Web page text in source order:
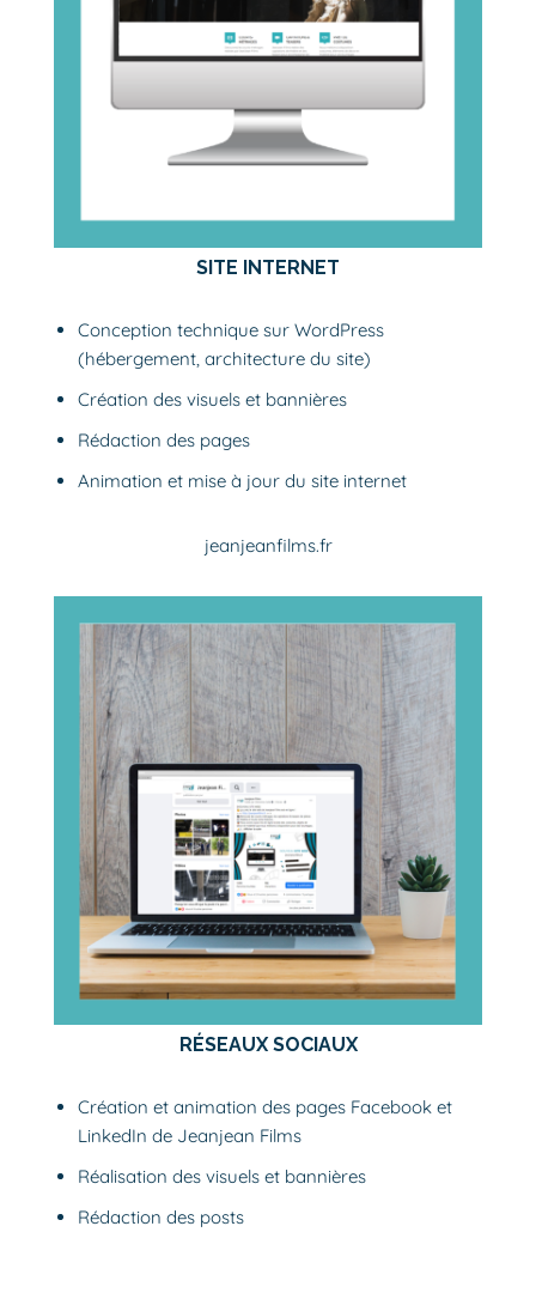
SITE INTERNET
Conception technique sur WordPress
(hébergement, architecture du site)
Création des visuels et bannières
Rédaction des pages
Animation et mise à jour du site internet
jeanjeanfilms.fr
RÉSEAUX SOCIAUX
Création et animation des pages Facebook et
LinkedIn de Jeanjean Films
Réalisation des visuels et bannières
Rédaction des posts